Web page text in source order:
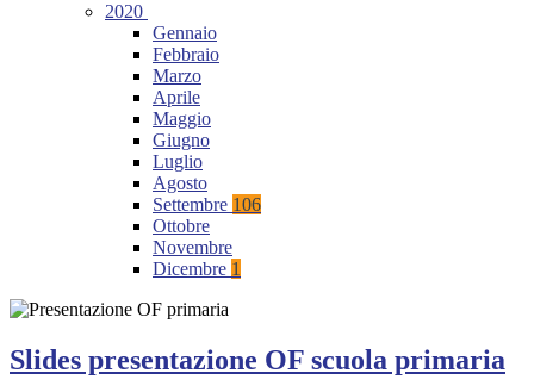
2020
Gennaio
Febbraio
Marzo
Aprile
Maggio
Giugno
Luglio
Agosto
Settembre 106
Ottobre
Novembre
Dicembre 1
Slides presentazione OF scuola primaria